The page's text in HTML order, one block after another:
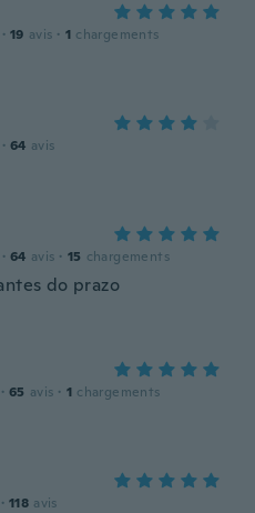
· 19 avis · 1 chargements
· 64 avis
· 64 avis · 15 chargements
do prazo
· 65 avis · 1 chargements
· 118 avis